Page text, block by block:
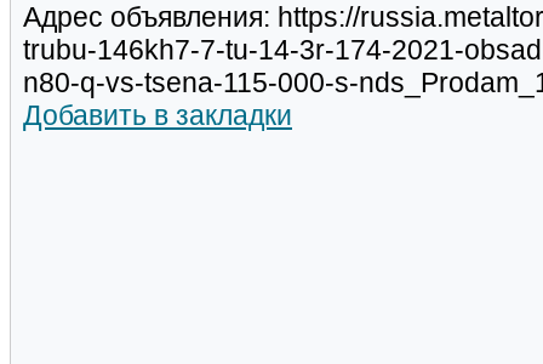
Адрес объявления: https://
trubu-146kh7-7-tu-14-3r-174-2021-
n80-q-vs-tsena-115-000-s-
Добавить в закладки